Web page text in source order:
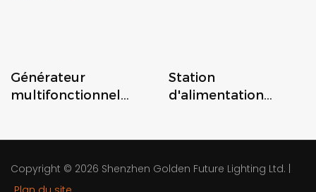
Générateur
multifonctionnel
1000 W, en gros
Station
d'alimentation
alimentation 220 V
Copyright © 2026 Shenzhen Golden Future Lighting Ltd. |